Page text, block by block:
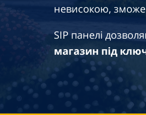
невисокою,
SIP панелі
магазин під